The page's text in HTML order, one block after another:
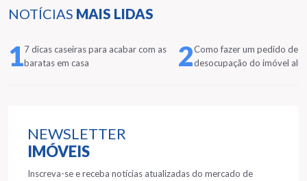
NOTÍCIAS MAIS LIDAS
17 dicas caseiras para acabar com as
baratas em casa
2Como fazer um pedido de
desocupação do imóvel
NEWSLETTER
IMÓVEIS
Inscreva-se e receba notícias atualizadas do mercado de